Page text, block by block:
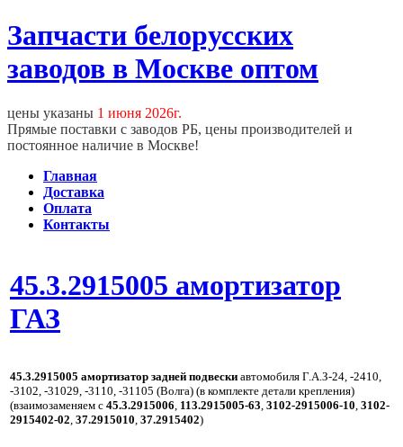
Запчасти белорусских
заводов в Москве оптом
цены указаны 1 июня 2026г.
Прямые поставки с заводов РБ, цены производителей и
постоянное наличие в Москве!
Главная
Доставка
Оплата
Контакты
45.3.2915005 амортизатор
ГАЗ
45.3.2915005 амортизатор задней подвески автомобиля Г.А.З-24, -2410,
-3102, -31029, -3110, -31105 (Волга) (в комплекте детали крепления)
(взаимозаменяем с 45.3.2915006 113.2915005-63 3102-2915006-10 3102-
2915402-02 37.2915010 37.2915402)